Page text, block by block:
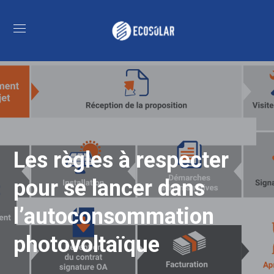
Les règles à respecter
pour se lancer dans
l’autoconsommation
photovoltaïque